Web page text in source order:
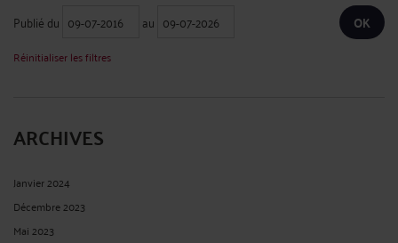
Publié du au
Réinitialiser les filtres
ARCHIVES
Janvier 2024
Décembre 2023
Mai 2023